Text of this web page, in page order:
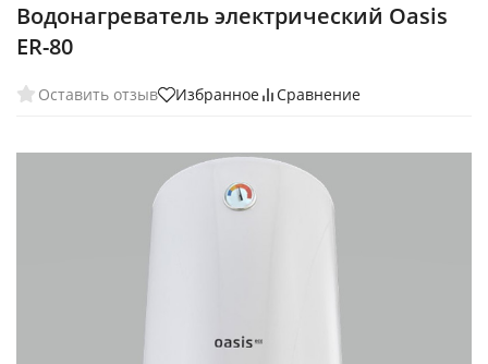
Водонагреватель электрический Oasis
ER-80
Оставить отзыв Избранное Сравнение